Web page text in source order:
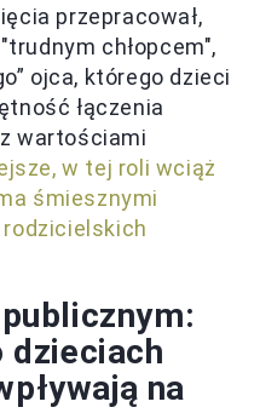
przepracował,
chłopcem",
ojca, którego dzieci
łączenia
wartościami
w tej roli wciąż
śmiesznymi
dzieciach
na